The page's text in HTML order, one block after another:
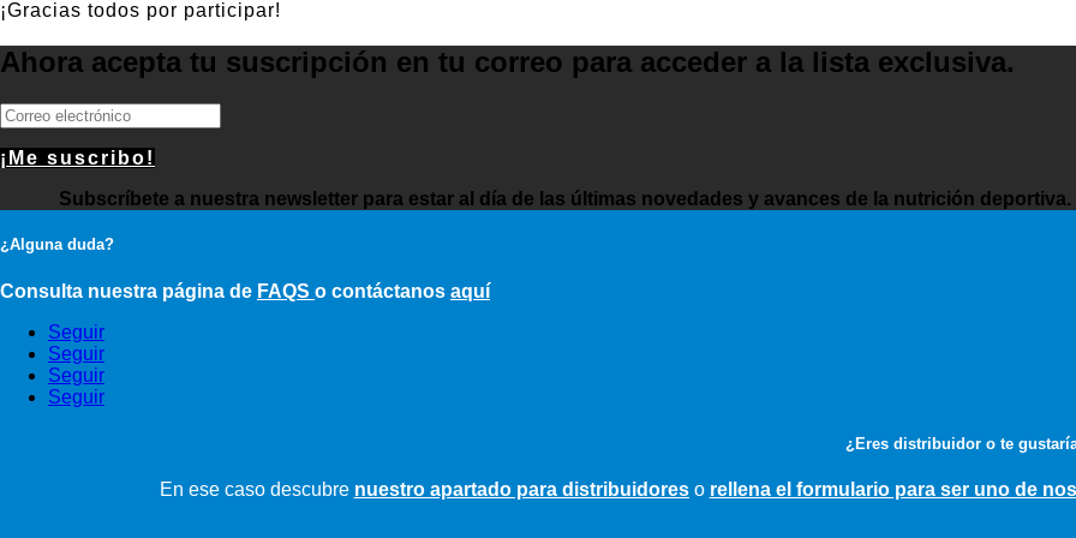
¡Gracias todos por participar!
Ahora acepta tu suscripción en tu correo para acceder a la lista exclusiva.
¡Me suscribo!
Subscríbete a nuestra newsletter para estar al día de las últimas novedades y avances de la nutrición deportiva.
¿Alguna duda?
Consulta nuestra página de FAQS o contáctanos aquí
Seguir
Seguir
Seguir
Seguir
¿Eres distribuidor o te
En ese caso descubre nuestro apartado para distribuidoreso rellena el formulario para ser uno de